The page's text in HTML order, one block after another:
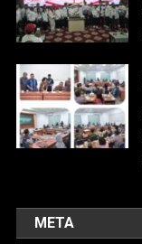
META